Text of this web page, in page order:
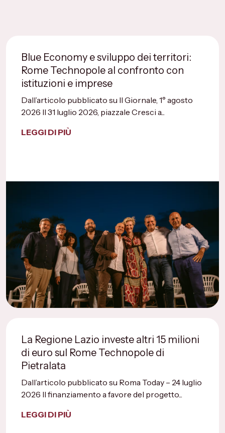
Blue Economy e sviluppo dei territori:
Rome Technopole al confronto con
istituzioni e imprese
Dall’articolo pubblicato su Il Giornale, 1° agosto
2026 Il 31 luglio 2026, piazzale Cresci a...
LEGGI DI PIÙ
La Regione Lazio investe altri 15 milioni
di euro sul Rome Technopole di
Pietralata
Dall’articolo pubblicato su Roma Today – 24 luglio
2026 Il finanziamento a favore del progetto...
LEGGI DI PIÙ